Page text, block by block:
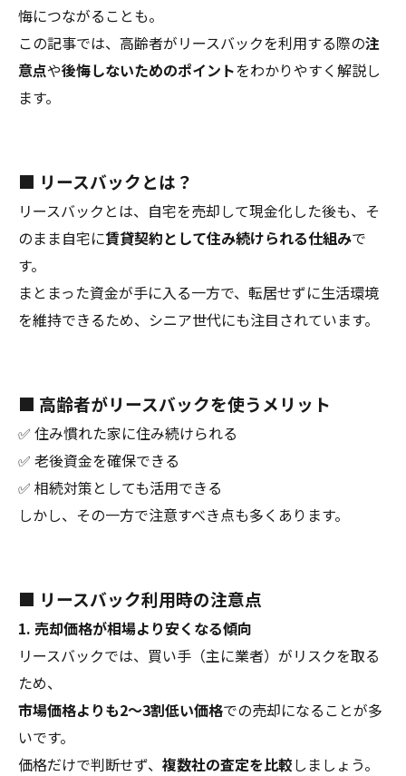
悔につながることも。
この記事では、高齢者がリースバックを利用する際の注
意点や後悔しないためのポイントをわかりやすく解説し
ます。
■ リースバックとは？
リースバックとは、自宅を売却して現金化した後も、そ
のまま自宅に賃貸契約として住み続けられる仕組みで
す。
まとまった資金が手に入る一方で、転居せずに生活環境
を維持できるため、シニア世代にも注目されています。
■ 高齢者がリースバックを使うメリット
✅ 住み慣れた家に住み続けられる
✅ 老後資金を確保できる
✅ 相続対策としても活用できる
しかし、その一方で注意すべき点も多くあります。
■ リースバック利用時の注意点
1. 売却価格が相場より安くなる傾向
リースバックでは、買い手（主に業者）がリスクを取る
ため、
市場価格よりも2〜3割低い価格での売却になることが多
いです。
価格だけで判断せず、 複数社の査定を比較しましょう。